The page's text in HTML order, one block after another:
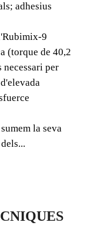
PER A
I
mesclador elèctric
més
adhesius
9
(torque de 40,2
necessari per
la seva